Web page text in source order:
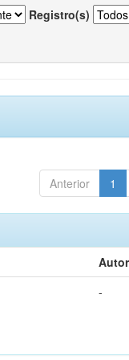
Registro(s)
Anterior 1
-